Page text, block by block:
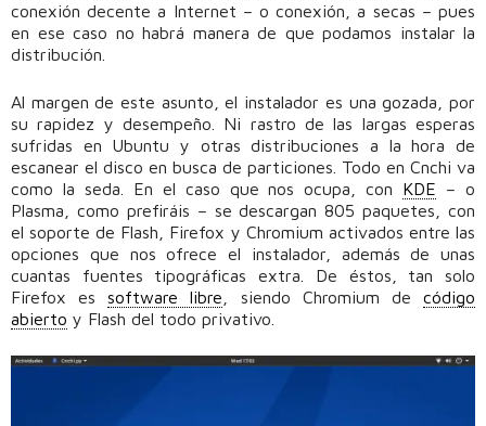
conexión decente a Internet – o conexión, a secas – pues
en ese caso no habrá manera de que podamos instalar la
distribución.
Al margen de este asunto, el instalador es una gozada, por
su rapidez y desempeño. Ni rastro de las largas esperas
sufridas en Ubuntu y otras distribuciones a la hora de
escanear el disco en busca de particiones. Todo en Cnchi va
como la seda. En el caso que nos ocupa, con KDE – o
Plasma, como prefiráis – se descargan 805 paquetes, con
el soporte de Flash, Firefox y Chromium activados entre las
opciones que nos ofrece el instalador, además de unas
cuantas fuentes tipográficas extra. De éstos, tan solo
Firefox essoftware libre , siendo Chromium decódigo
abierto y Flash del todo privativo.